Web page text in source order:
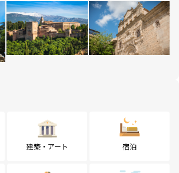
建築・アート 宿泊